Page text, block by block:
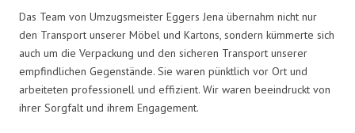
Das Team von Umzugsmeister Eggers Jena übernahm nicht nur
den Transport unserer Möbel und Kartons, sondern kümmerte sich
auch um die Verpackung und den sicheren Transport unserer
empfindlichen Gegenstände. Sie waren pünktlich vor Ort und
arbeiteten professionell und effizient. Wir waren beeindruckt von
ihrer Sorgfalt und ihrem Engagement.